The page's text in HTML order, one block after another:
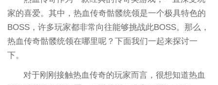
家的喜爱。其中，热血传奇骷髅统领是一个极具特色的
BOSS，许多玩家都非常向往能够挑战此BOSS。那么，
热血传奇骷髅统领在哪里呢？下面我们一起来探讨一
下。
对于刚刚接触热血传奇的玩家而言，很想知道热血